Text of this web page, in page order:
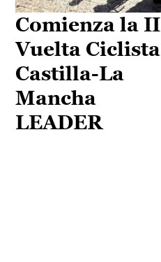
Comienza la II
Vuelta Ciclista
Castilla-La
Mancha
LEADER